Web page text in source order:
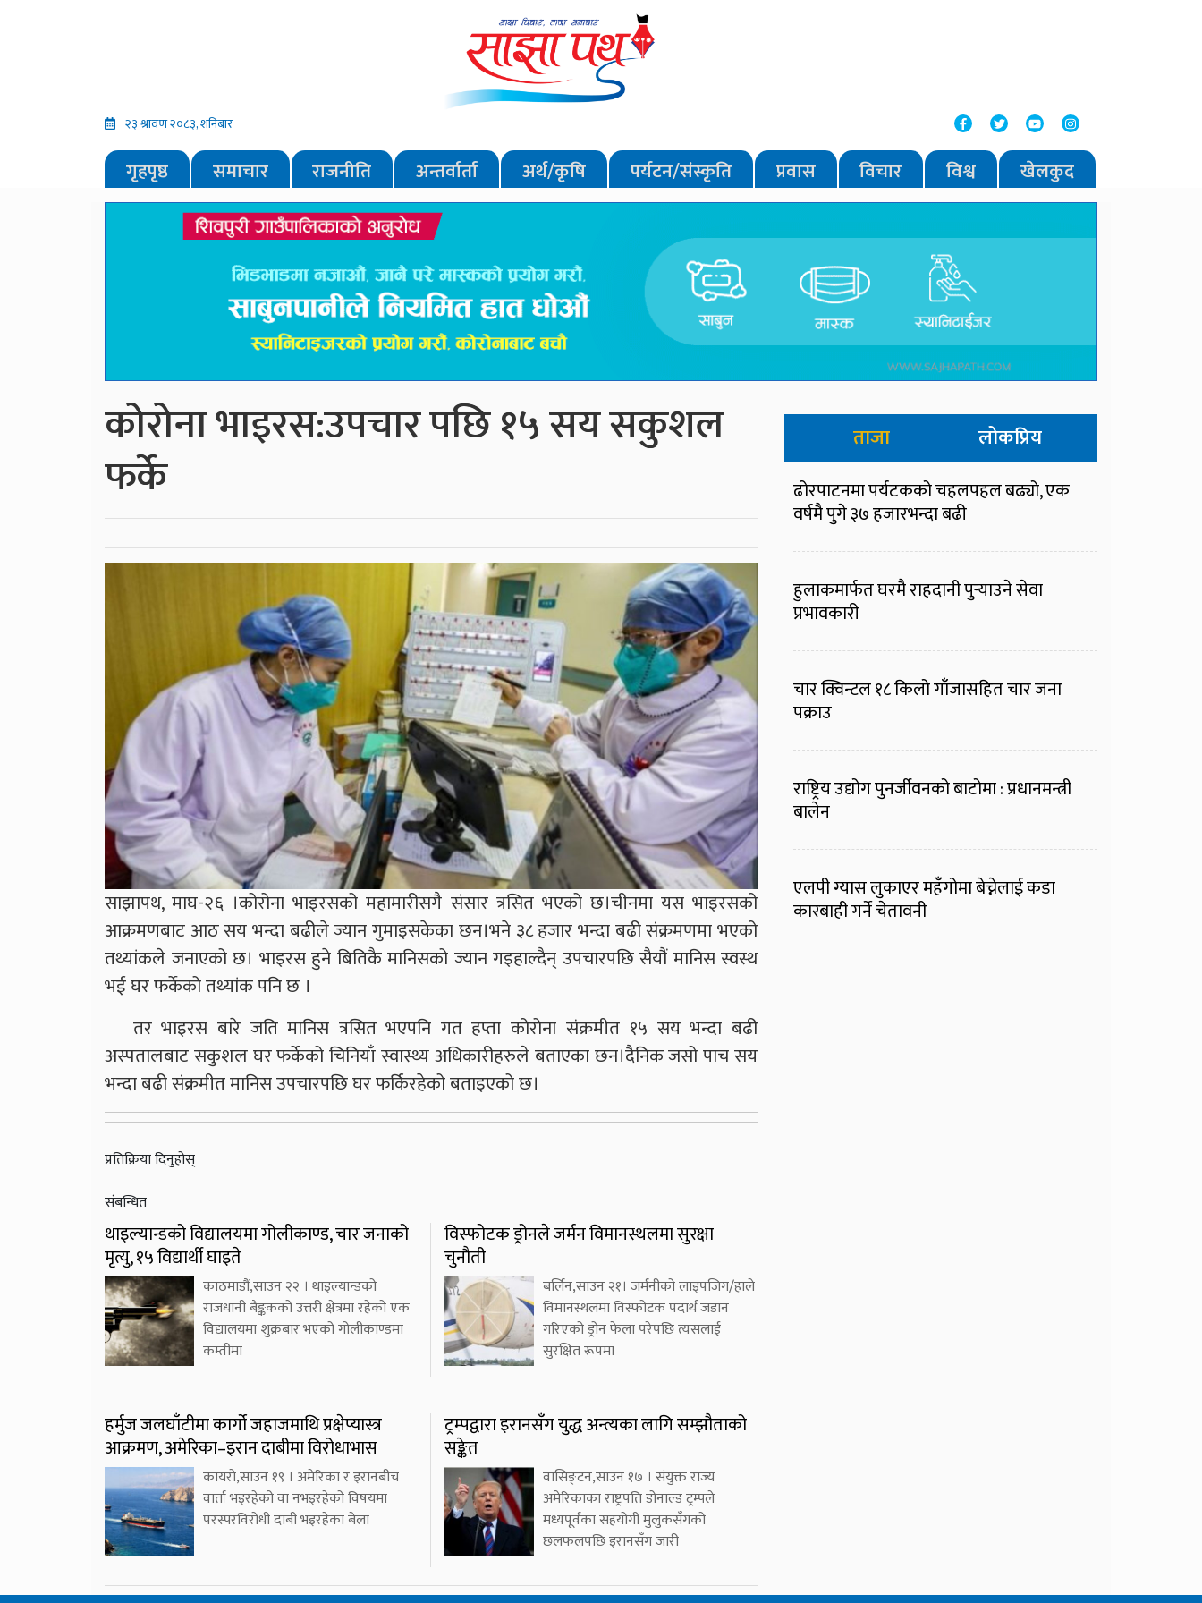
२३ श्रावण २०८३, शनिबार
गृहपृष्ठ समाचार राजनीति अन्तर्वार्ता अर्थ/कृषि पर्यटन/संस्कृति प्रवास विचार विश्व खेलकुद
कोरोना भाइरस:उपचार पछि १५ सय सकुशल
फर्के
साझापथ, माघ-२६ ।कोरोना भाइरसको महामारीसगै संसार त्रसित भएको छ।चीनमा यस भाइरसको
आक्रमणबाट आठ सय भन्दा बढीले ज्यान गुमाइसकेका छन।भने ३८ हजार भन्दा बढी संक्रमणमा भएको
तथ्यांकले जनाएको छ। भाइरस हुने बितिकै मानिसको ज्यान गइहाल्दैन् उपचारपछि सैयौं मानिस स्वस्थ
भई घर फर्केको तथ्यांक पनि छ ।
तर भाइरस बारे जति मानिस त्रसित भएपनि गत हप्ता कोरोना संक्रमीत १५ सय भन्दा बढी
अस्पतालबाट सकुशल घर फर्केको चिनियाँ स्वास्थ्य अधिकारीहरुले बताएका छन।दैनिक जसो पाच सय
भन्दा बढी संक्रमीत मानिस उपचारपछि घर फर्किरहेको बताइएको छ।
प्रतिक्रिया दिनुहोस्
संबन्धित
थाइल्यान्डको विद्यालयमा गोलीकाण्ड, चार जनाको
मृत्यु, १५ विद्यार्थी घाइते
काठमाडौं,साउन २२ । थाइल्यान्डको
राजधानी बैङ्ककको उत्तरी क्षेत्रमा रहेको एक
विद्यालयमा शुक्रबार भएको गोलीकाण्डमा
कम्तीमा
विस्फोटक ड्रोनले जर्मन विमानस्थलमा सुरक्षा
चुनौती
बर्लिन,साउन २१। जर्मनीको लाइपजिग/हाले
विमानस्थलमा विस्फोटक पदार्थ जडान
गरिएको ड्रोन फेला परेपछि त्यसलाई
सुरक्षित रूपमा
हर्मुज जलघाँटीमा कार्गो जहाजमाथि प्रक्षेप्यास्त्र
आक्रमण, अमेरिका–इरान दाबीमा विरोधाभास
कायरो,साउन १९ । अमेरिका र इरानबीच
वार्ता भइरहेको वा नभइरहेको विषयमा
परस्परविरोधी दाबी भइरहेका बेला
ट्रम्पद्वारा इरानसँग युद्ध अन्त्यका लागि सम्झौताको
सङ्केत
वासिङ्टन,साउन १७ । संयुक्त राज्य
अमेरिकाका राष्ट्रपति डोनाल्ड ट्रम्पले
मध्यपूर्वका सहयोगी मुलुकसँगको
छलफलपछि इरानसँग जारी
ताजा लोकप्रिय
ढोरपाटनमा पर्यटकको चहलपहल बढ्यो, एक
वर्षमै पुगे ३७ हजारभन्दा बढी
हुलाकमार्फत घरमै राहदानी पुर्‍याउने सेवा
प्रभावकारी
चार क्विन्टल १८ किलो गाँजासहित चार जना
पक्राउ
राष्ट्रिय उद्योग पुनर्जीवनको बाटोमा : प्रधानमन्त्री
बालेन
एलपी ग्यास लुकाएर महँगोमा बेच्नेलाई कडा
कारबाही गर्ने चेतावनी